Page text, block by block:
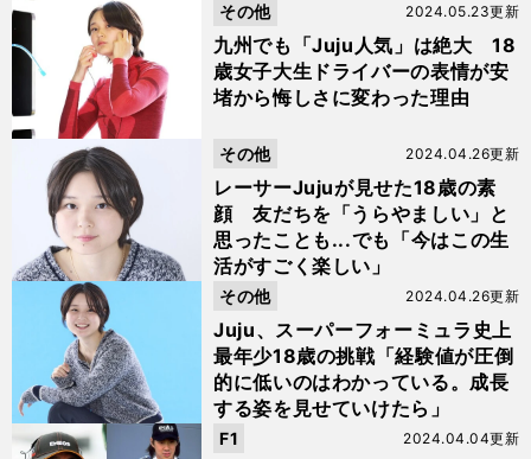
九州でも「Juju人気」は絶大 18
歳女子大生ドライバーの表情が安
堵から悔しさに変わった理由
2024.05.23更新
その他
レーサーJujuが見せた18歳の素
顔 友だちを「うらやましい」と
思ったことも...でも「今はこの生
活がすごく楽しい」
2024.04.26更新
その他
Juju、スーパーフォーミュラ史上
最年少18歳の挑戦「経験値が圧倒
的に低いのはわかっている。成長
する姿を見せていけたら」
2024.04.26更新
その他
2024.04.04更新
F1